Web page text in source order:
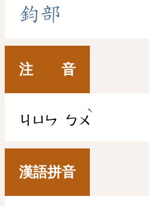
鈞部
注 音
ㄐㄩㄣ ㄅㄨ
ˋ
漢語拼音